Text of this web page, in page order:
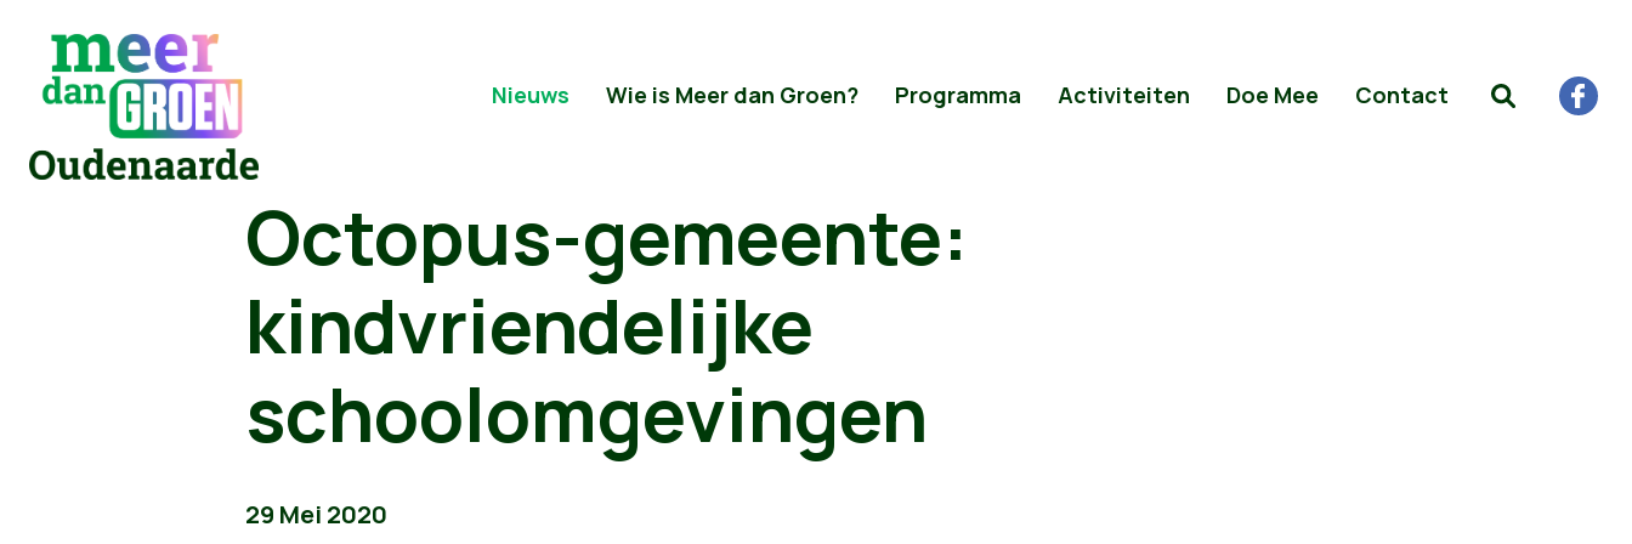
Nieuws Wie is Meer dan Groen? Programma Activiteiten Doe Mee Contact
Octopus-gemeente:
kindvriendelijke
schoolomgevingen
29 Mei 2020